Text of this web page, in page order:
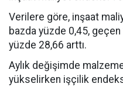
Verilere göre, inşaat
bazda yüzde 0,45, geçen
yüzde 28,66 arttı.
Aylık değişimde
yükselirken işçilik